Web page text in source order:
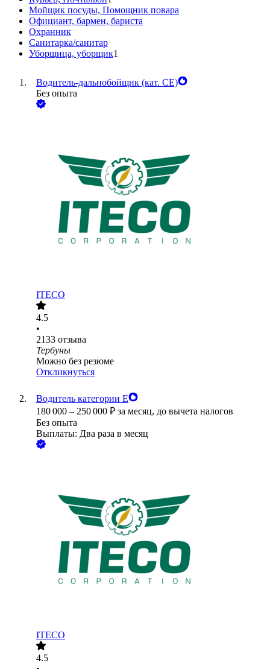
Мойщик посуды, Помощник повара
Официант, бармен, бариста
Охранник
Санитарка/санитар
Уборщица, уборщик1
Водитель-дальнобойщик (кат. CE)
Без опыта
ITECO
4.5
•
2133 отзыва
Тербуны
Можно без резюме
Откликнуться
Водитель категории Е
180 000 – 250 000 ₽ за месяц, до вычета налогов
Без опыта
Выплаты: Два раза в месяц
ITECO
4.5